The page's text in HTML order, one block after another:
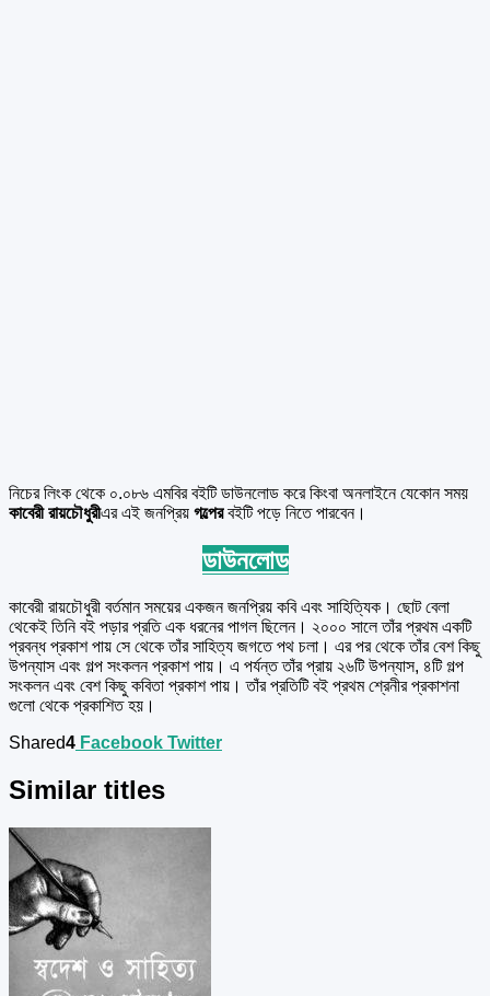
নিচের লিংক থেকে ০.০৮৬ এমবির বইটি ডাউনলোড করে কিংবা অনলাইনে যেকোন সময়
কাবেরী রায়চৌধুরীএর এই জনপ্রিয় গল্পেরবইটি পড়ে নিতে পারবেন।
ডাউনলোড
কাবেরী রায়চৌধুরী বর্তমান সময়ের একজন জনপ্রিয় কবি এবং সাহিত্যিক। ছোট বেলা
থেকেই তিনি বই পড়ার প্রতি এক ধরনের পাগল ছিলেন। ২০০০ সালে তাঁর প্রথম একটি
প্রবন্ধ প্রকাশ পায় সে থেকে তাঁর সাহিত্য জগতে পথ চলা। এর পর থেকে তাঁর বেশ কিছু
উপন্যাস এবং গল্প সংকলন প্রকাশ পায়। এ পর্যন্ত তাঁর প্রায় ২৬টি উপন্যাস, ৪টি গল্প
সংকলন এবং বেশ কিছু কবিতা প্রকাশ পায়। তাঁর প্রতিটি বই প্রথম শ্রেনীর প্রকাশনা
গুলো থেকে প্রকাশিত হয়।
Shared4 Facebook Twitter
Similar titles